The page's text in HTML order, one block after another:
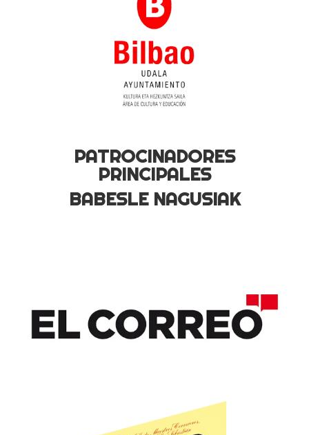
PATROCINADORES
PRINCIPALES
BABESLE NAGUSIAK